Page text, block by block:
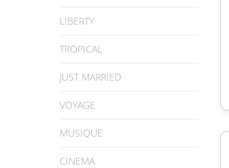
LIBERTY
TROPICAL
JUST MARRIED
VOYAGE
MUSIQUE
CINEMA